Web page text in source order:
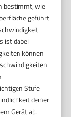
bestimmt, wie
geführt
ist dabei
können
Stufe
deiner
Gerät ab.